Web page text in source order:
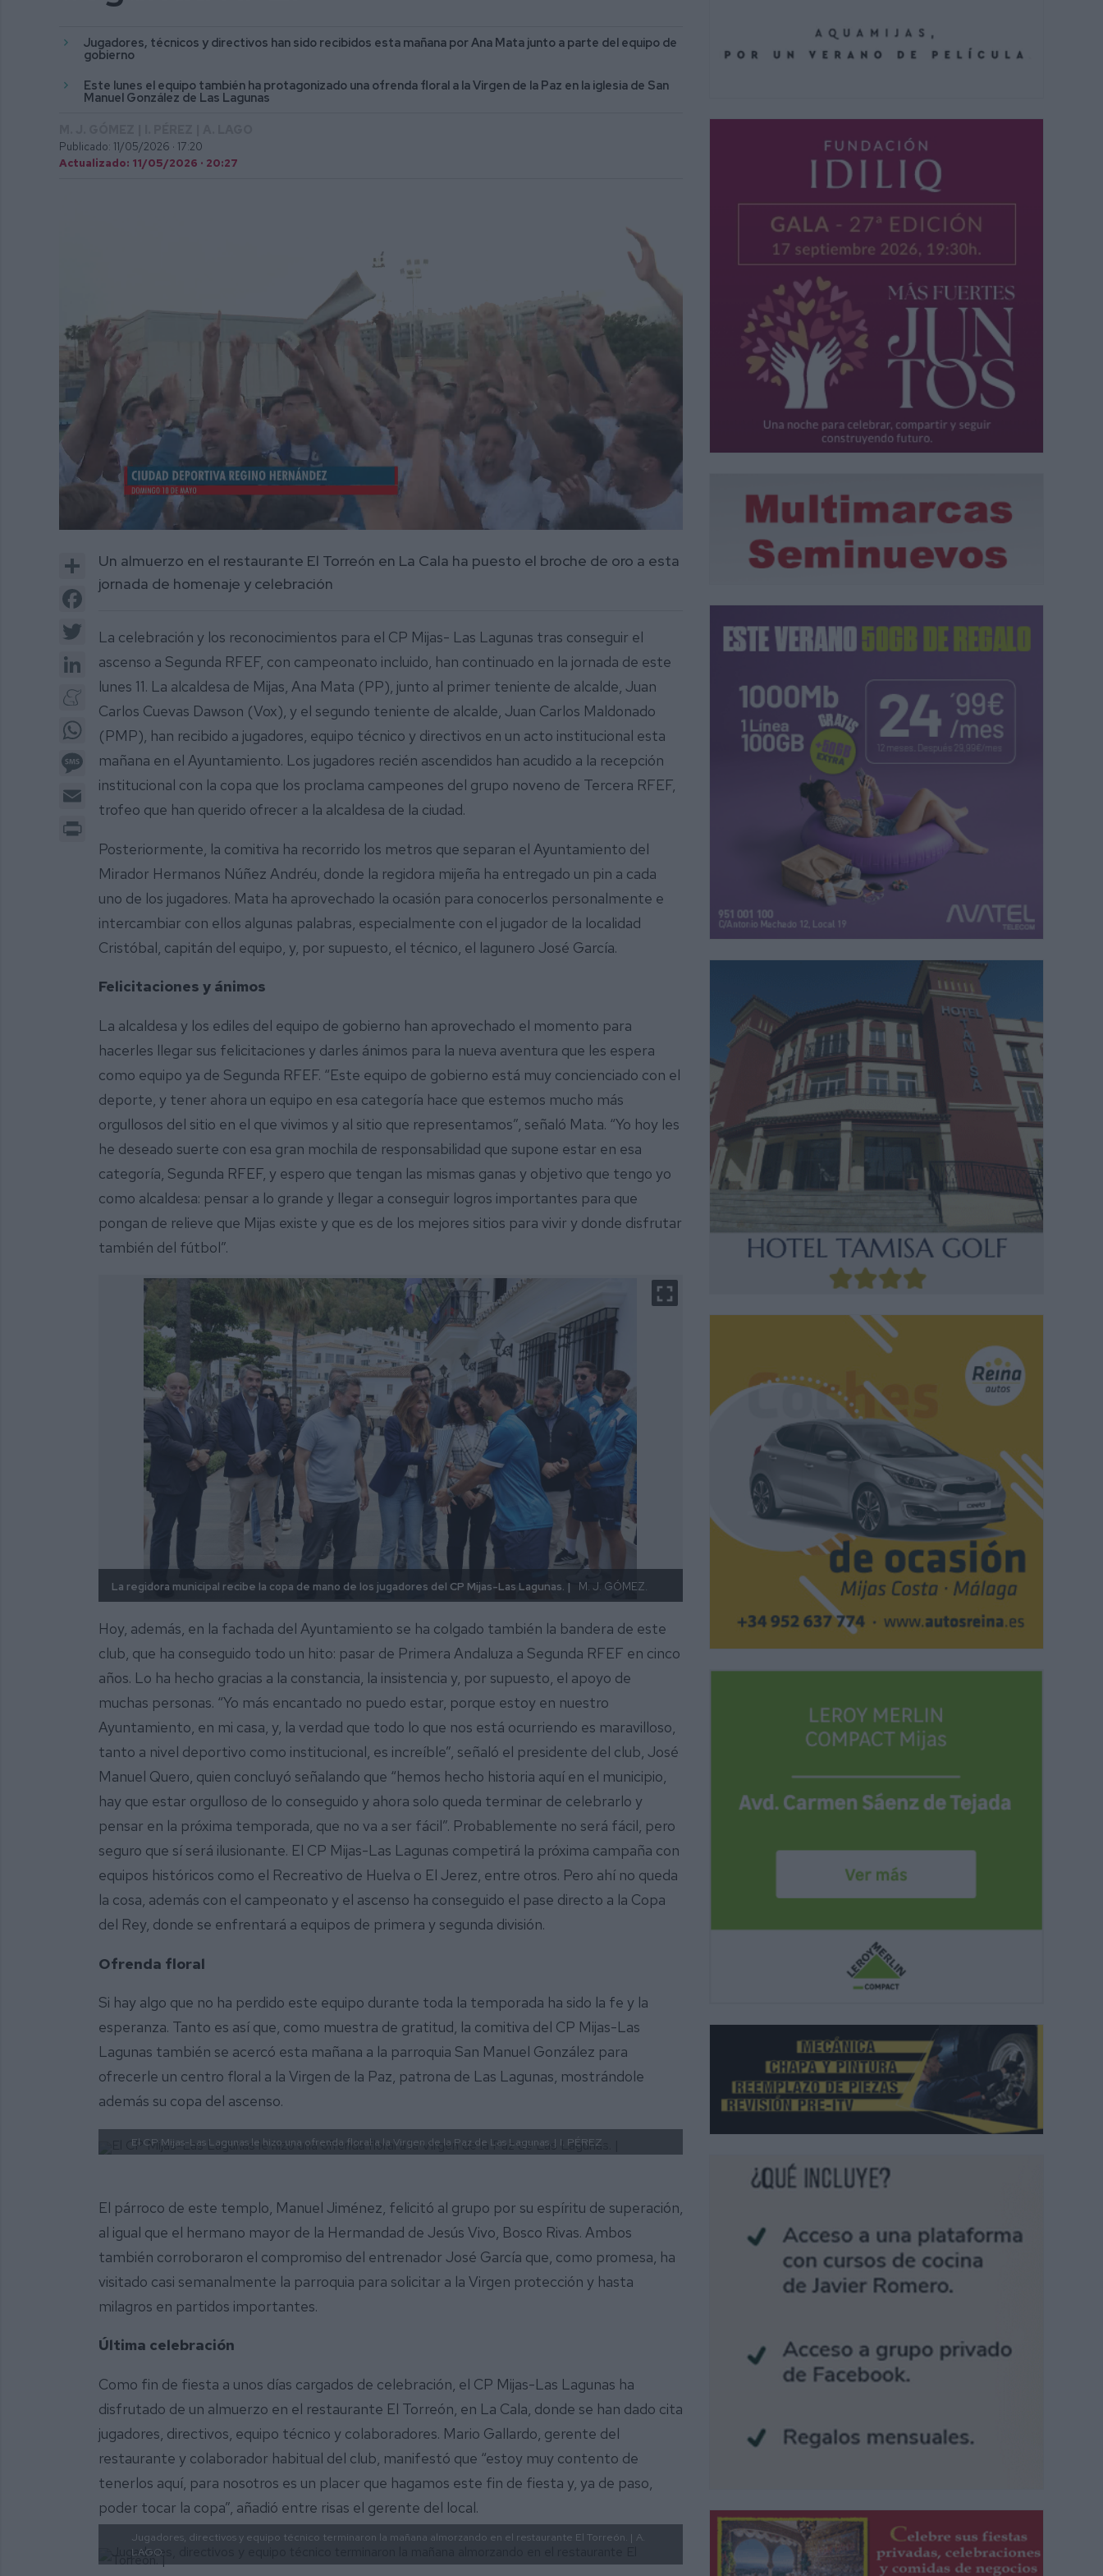
Jugadores, técnicos y directivos han sido recibidos esta mañana por Ana Mata junto a parte del equipo de
gobierno
Este lunes el equipo también ha protagonizado una ofrenda floral a la Virgen de la Paz en la iglesia de San
Manuel González de Las Lagunas
Publicado: 11/05/2026 · 17:20
Actualizado: 11/05/2026 · 20:27
8
minutes,
44
seconds
Share
Facebook
LinkedIn
Meneame
Message
Email
Un almuerzo en el restaurante El Torreón en La Cala ha puesto el broche de oro a esta
jornada de homenaje y celebración
La celebración y los reconocimientos para el CP Mijas- Las Lagunas tras conseguir el
ascenso a Segunda RFEF, con campeonato incluido, han continuado en la jornada de este
lunes 11. La alcaldesa de Mijas, Ana Mata (PP), junto al primer teniente de alcalde, Juan
Carlos Cuevas Dawson (Vox), y el segundo teniente de alcalde, Juan Carlos Maldonado
(PMP), han recibido a jugadores, equipo técnico y directivos en un acto institucional esta
mañana en el Ayuntamiento. Los jugadores recién ascendidos han acudido a la recepción
institucional con la copa que los proclama campeones del grupo noveno de Tercera RFEF,
trofeo que han querido ofrecer a la alcaldesa de la ciudad.
Posteriormente, la comitiva ha recorrido los metros que separan el Ayuntamiento del
Mirador Hermanos Núñez Andréu, donde la regidora mijeña ha entregado un pin a cada
uno de los jugadores. Mata ha aprovechado la ocasión para conocerlos personalmente e
intercambiar con ellos algunas palabras, especialmente con el jugador de la localidad
Cristóbal, capitán del equipo, y, por supuesto, el técnico, el lagunero José García.
Felicitaciones y ánimos
La alcaldesa y los ediles del equipo de gobierno han aprovechado el momento para
hacerles llegar sus felicitaciones y darles ánimos para la nueva aventura que les espera
como equipo ya de Segunda RFEF. “Este equipo de gobierno está muy concienciado con el
deporte, y tener ahora un equipo en esa categoría hace que estemos mucho más
orgullosos del sitio en el que vivimos y al sitio que representamos”, señaló Mata. “Yo hoy les
he deseado suerte con esa gran mochila de responsabilidad que supone estar en esa
categoría, Segunda RFEF, y espero que tengan las mismas ganas y objetivo que tengo yo
como alcaldesa: pensar a lo grande y llegar a conseguir logros importantes para que
pongan de relieve que Mijas existe y que es de los mejores sitios para vivir y donde disfrutar
también del fútbol”.
La regidora municipal recibe la copa de mano de los jugadores del CP Mijas-Las Lagunas. | M. J. GÓMEZ.
La alcaldesa de Mijas, Ana Mata (centro), junto a la edil de Deportes, Mari
a los jugadores y directivos del club. |
M. J. GÓMEZ.
Hoy, además, en la fachada del Ayuntamiento se ha colgado también la bandera de este
club, que ha conseguido todo un hito: pasar de Primera Andaluza a Segunda RFEF en cinco
años. Lo ha hecho gracias a la constancia, la insistencia y, por supuesto, el apoyo de
muchas personas. “Yo más encantado no puedo estar, porque estoy en nuestro
Ayuntamiento, en mi casa, y, la verdad que todo lo que nos está ocurriendo es maravilloso,
tanto a nivel deportivo como institucional, es increíble”, señaló el presidente del club, José
Manuel Quero, quien concluyó señalando que “hemos hecho historia aquí en el municipio,
hay que estar orgulloso de lo conseguido y ahora solo queda terminar de celebrarlo y
pensar en la próxima temporada, que no va a ser fácil”. Probablemente no será fácil, pero
seguro que sí será ilusionante. El CP Mijas-Las Lagunas competirá la próxima campaña con
equipos históricos como el Recreativo de Huelva o El Jerez, entre otros. Pero ahí no queda
la cosa, además con el campeonato y el ascenso ha conseguido el pase directo a la Copa
del Rey, donde se enfrentará a equipos de primera y segunda división.
Ofrenda floral
Si hay algo que no ha perdido este equipo durante toda la temporada ha sido la fe y la
esperanza. Tanto es así que, como muestra de gratitud, la comitiva del CP Mijas-Las
Lagunas también se acercó esta mañana a la parroquia San Manuel González para
ofrecerle un centro floral a la Virgen de la Paz, patrona de Las Lagunas, mostrándole
además su copa del ascenso.
El CP Mijas-Las Lagunas le hizo una ofrenda floral a la Virgen de la Paz de Las Lagunas. | I. PÉREZ.
El párroco de este templo, Manuel Jiménez, felicitó al grupo por su espíritu de superación,
al igual que el hermano mayor de la Hermandad de Jesús Vivo, Bosco Rivas. Ambos
también corroboraron el compromiso del entrenador José García que, como promesa, ha
visitado casi semanalmente la parroquia para solicitar a la Virgen protección y hasta
milagros en partidos importantes.
Última celebración
Como fin de fiesta a unos días cargados de celebración, el CP Mijas-Las Lagunas ha
disfrutado de un almuerzo en el restaurante El Torreón, en La Cala, donde se han dado cita
jugadores, directivos, equipo técnico y colaboradores. Mario Gallardo, gerente del
restaurante y colaborador habitual del club, manifestó que “estoy muy contento de
tenerlos aquí, para nosotros es un placer que hagamos este fin de fiesta y, ya de paso,
poder tocar la copa”, añadió entre risas el gerente del local.
Jugadores, directivos y equipo técnico terminaron la mañana almorzando en el restaurante El Torreón. | A.
LAGO.